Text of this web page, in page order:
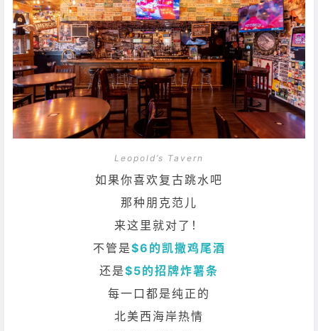
Leopold’s Tavern
如果你喜欢复古跳水吧
那种朋克范儿
来这里就对了！
不管是$6的凯撒鸡尾酒
还是$5的招牌炸薯条
每一口都是纯正的
北美西海岸热情